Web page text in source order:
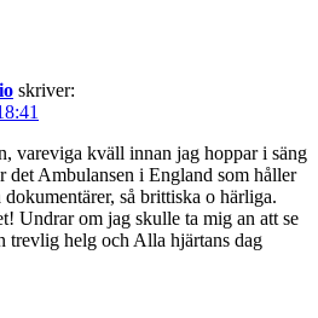
skriver:
vareviga kväll innan jag hoppar i säng
det Ambulansen i England som håller
dokumentärer, så brittiska o härliga.
Undrar om jag skulle ta mig an att se
trevlig helg och Alla hjärtans dag